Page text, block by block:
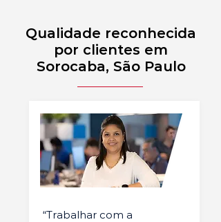
Qualidade reconhecida
por clientes em
Sorocaba, São Paulo
“Trabalhar com a